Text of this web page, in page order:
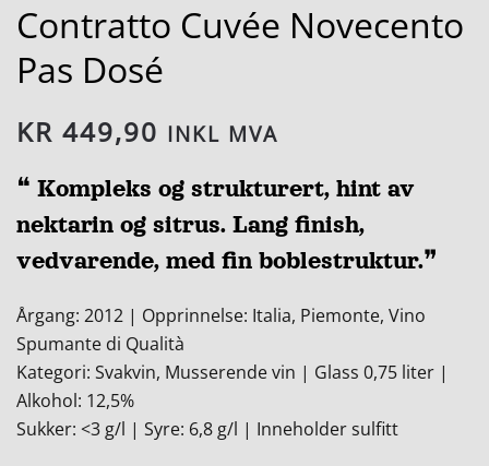
Contratto Cuvée Novecento
Pas Dosé
KR 449,90 INKL MVA
❝ Kompleks og strukturert, hint av
nektarin og sitrus. Lang finish,
vedvarende, med fin boblestruktur.❞
Årgang: 2012 | Opprinnelse: Italia, Piemonte, Vino
Spumante di Qualità
Kategori: Svakvin, Musserende vin | Glass 0,75 liter |
Alkohol: 12,5%
Sukker: <3 g/l | Syre: 6,8 g/l | Inneholder sulfitt